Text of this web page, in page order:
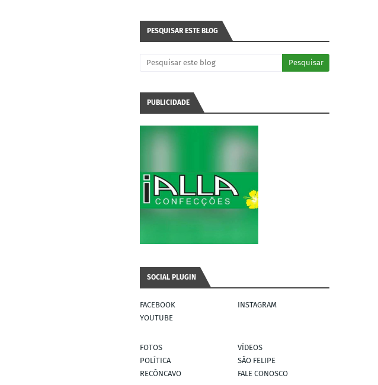
PESQUISAR ESTE BLOG
PUBLICIDADE
SOCIAL PLUGIN
FACEBOOK
INSTAGRAM
YOUTUBE
FOTOS
VÍDEOS
POLÍTICA
SÃO FELIPE
RECÔNCAVO
FALE CONOSCO